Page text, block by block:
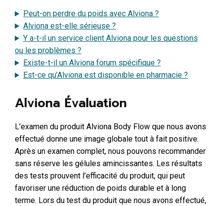
Peut-on perdre du poids avec Alviona ?
Alviona est-elle sérieuse ?
Y a-t-il un service client Alviona pour les questions
ou les problèmes ?
Existe-t-il un Alviona forum spécifique ?
Est-ce qu’Alviona est disponible en pharmacie ?
Alviona Évaluation
L’examen du produit Alviona Body Flow que nous avons
effectué donne une image globale tout à fait positive.
Après un examen complet, nous pouvons recommander
sans réserve les gélules amincissantes. Les résultats
des tests prouvent l’efficacité du produit, qui peut
favoriser une réduction de poids durable et à long
terme. Lors du test du produit que nous avons effectué,